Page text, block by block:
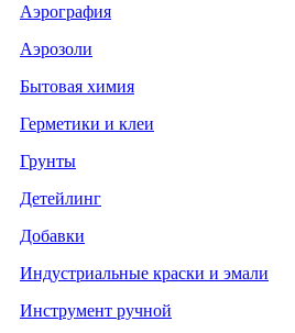
Аэрография
Аэрозоли
Бытовая химия
Герметики и клеи
Грунты
Детейлинг
Добавки
Индустриальные краски и эмали
Инструмент ручной